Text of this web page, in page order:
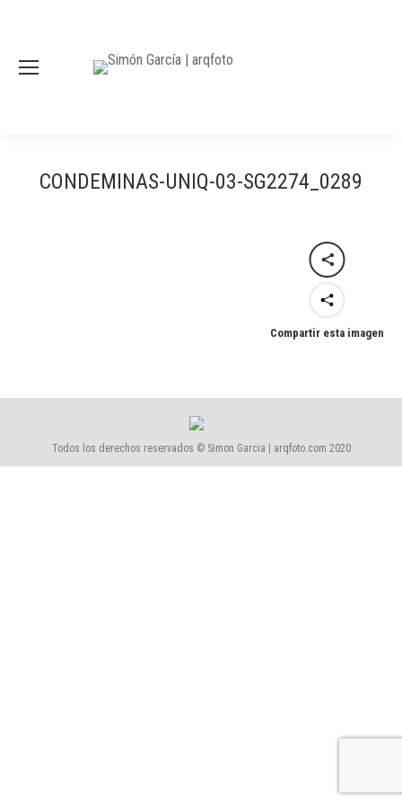
CONDEMINAS-UNIQ-03-SG2274_0289
Compartir esta imagen
Todos los derechos reservados © Simon Garcia | arqfoto.com 2020